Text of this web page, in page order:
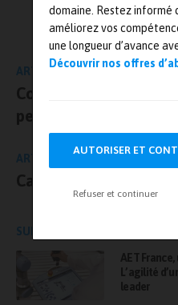
domaine. Restez informé
améliorez vos
une longueur d’avance
Découvrir nos offres
AUTORISER ET
Refuser et continuer
L'AUTEUR
Mesures-
ARTICLE PRÉCÉDENT
Concevoir des harpes
performantes grâce à
ARTICLE SUIVANT
Capteurs laser
SUR LE MÊME SUJET
AET
L’agilité
leader